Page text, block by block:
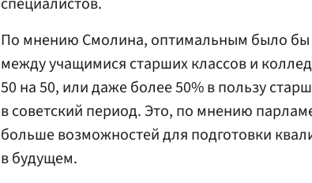
По мнению Смолина, оптимальным было
между учащимися старших классов и
50 на 50, или даже более 50% в пользу
в советский период. Это, по мнению
больше возможностей для подготовки
в будущем.